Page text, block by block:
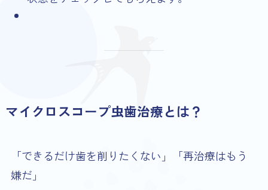
マイクロスコープ虫歯治療とは？
「できるだけ歯を削りたくない」「再治療はもう
嫌だ」